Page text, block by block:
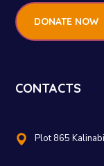
DONATE NOW
CONTACTS
Plot 865